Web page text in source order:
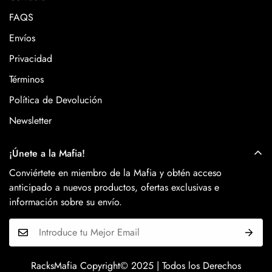
FAQS
Envíos
Privacidad
Términos
Política de Devolución
Newsletter
¡Únete a la Mafia!
Conviértete en miembro de la Mafia y obtén acceso
anticipado a nuevos productos, ofertas exclusivas e
información sobre su envío.
RacksMafia Copyright© 2025 | Todos los Derechos